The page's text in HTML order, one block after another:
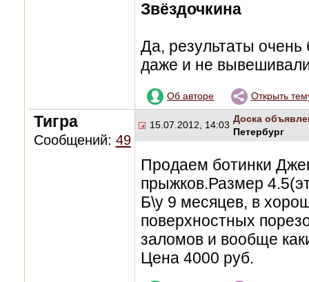
Звёздочкина
Да, результаты
даже и не
Об авторе Открыть
Тигра
Сообщений: 49
15.07.2012, 14:03
Доска
Петербург
Продаем ботинки
прыжков.Размер
Б\у 9 месяцев, в
поверхностных
заломов и вообще
Цена 4000 руб.